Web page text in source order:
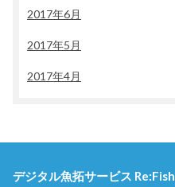
2017年6月
2017年5月
2017年4月
デジタル魚拓サービス Re:Fish